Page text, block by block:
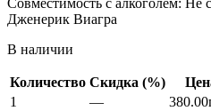
Дженерик Виагра
В наличии
Количество Скидка (%)
1
— 380.00